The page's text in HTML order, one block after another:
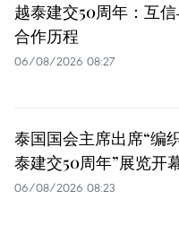
越泰建交50周年：互
合作历程
06/08/2026 08:27
泰国国会主席出席“编
泰建交50周年”展览开
06/08/2026 08:23